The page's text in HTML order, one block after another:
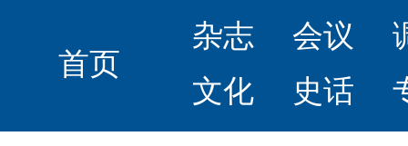
首页
杂志 会议
文化
史话